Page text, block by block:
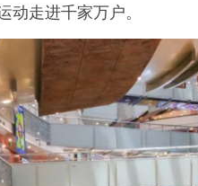
动走进千家万户。